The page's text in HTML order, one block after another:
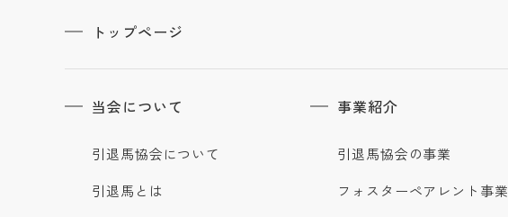
トップページ
当会について
引退馬協会について
引退馬とは
事業紹介
引退馬協会の事業
フォスターペアレント事業